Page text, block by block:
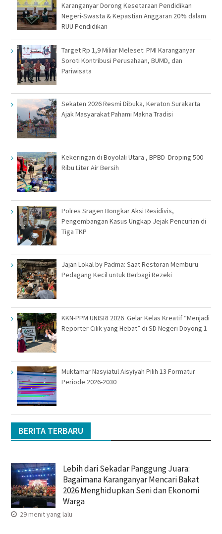
Karanganyar Dorong Kesetaraan Pendidikan
Negeri-Swasta & Kepastian Anggaran 20% dalam
RUU Pendidikan
Target Rp 1,9 Miliar Meleset: PMI Karanganyar
Soroti Kontribusi Perusahaan, BUMD, dan
Pariwisata
Sekaten 2026 Resmi Dibuka, Keraton Surakarta
Ajak Masyarakat Pahami Makna Tradisi
Kekeringan di Boyolali Utara , BPBD Droping 500
Ribu Liter Air Bersih
Polres Sragen Bongkar Aksi Residivis,
Pengembangan Kasus Ungkap Jejak Pencurian di
Tiga TKP
Jajan Lokal by Padma: Saat Restoran Memburu
Pedagang Kecil untuk Berbagi Rezeki
KKN-PPM UNISRI 2026 Gelar Kelas Kreatif “Menjadi
Reporter Cilik yang Hebat” di SD Negeri Doyong 1
Muktamar Nasyiatul Aisyiyah Pilih 13 Formatur
Periode 2026-2030
BERITA TERBARU
Lebih dari Sekadar Panggung Juara:
Bagaimana Karanganyar Mencari Bakat
2026 Menghidupkan Seni dan Ekonomi
Warga
29 menit yang lalu